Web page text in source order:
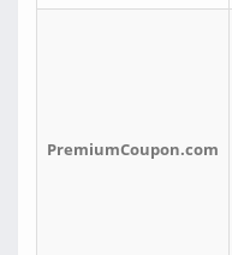
PremiumCoupon.com